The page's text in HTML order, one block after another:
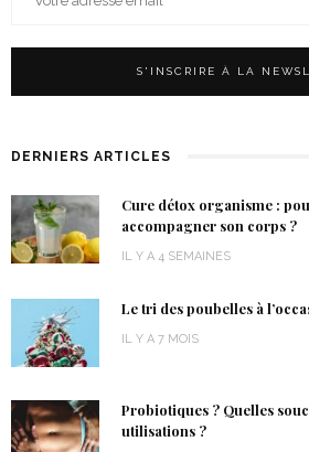
DERNIERS ARTICLES
Cure détox organisme :
accompagner son corps ?
IL Y A 4 SEMAINES
Le tri des poubelles à
IL Y A 7 MOIS
Probiotiques ? Quelles
utilisations ?